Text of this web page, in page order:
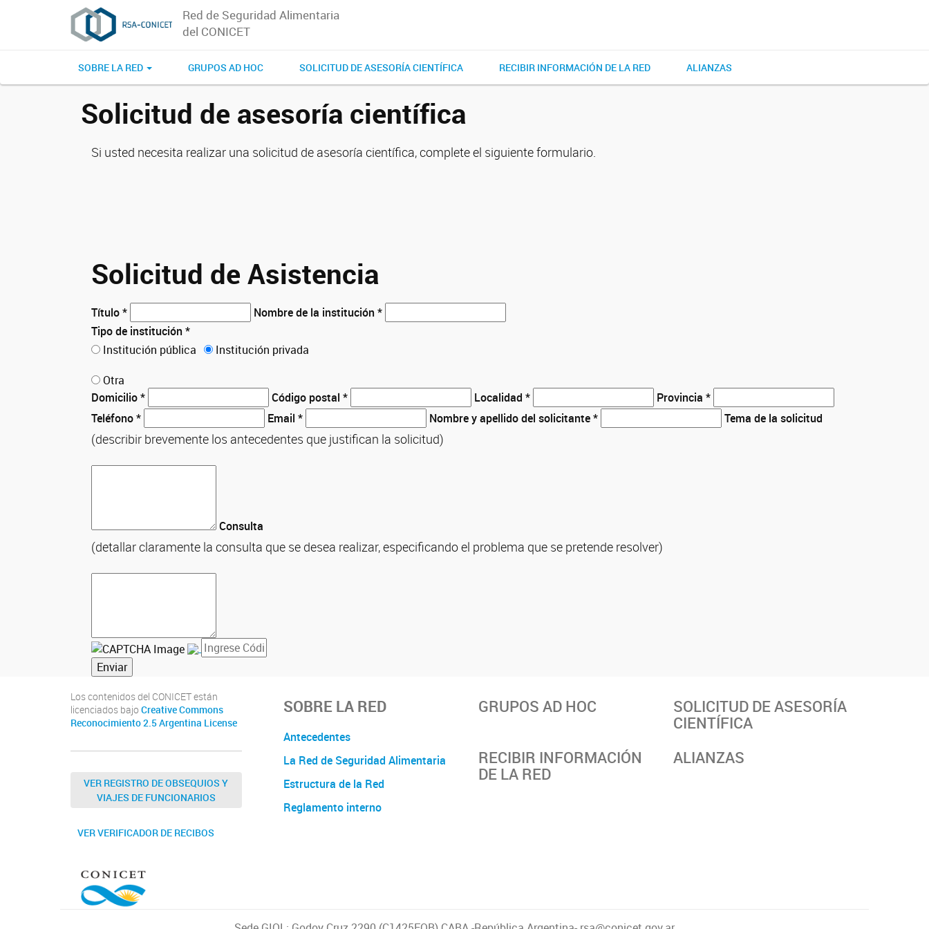
Red de Seguridad Alimentaria
del CONICET
SOBRE LA RED GRUPOS AD HOC SOLICITUD DE ASESORÍA CIENTÍFICA RECIBIR INFORMACIÓN DE LA RED ALIANZAS
Solicitud de asesoría científica
Si usted necesita realizar una solicitud de asesoría científica, complete el siguiente formulario.
Solicitud de Asistencia
Título *
Nombre de la institución *
Tipo de institución *
Institución pública
Institución privada
Otra
Domicilio *
Código postal * Localidad *
Provincia *
Teléfono *
Email * Nombre y apellido del solicitante * Tema de la solicitud
(describir brevemente los antecedentes que justifican la solicitud)
Consulta
(detallar claramente la consulta que se desea realizar, especificando el problema que se pretende resolver)
Los contenidos del CONICET están
licenciados bajo Creative Commons
Reconocimiento 2.5 Argentina License
VER REGISTRO DE OBSEQUIOS Y
VIAJES DE FUNCIONARIOS
VER VERIFICADOR DE RECIBOS
SOBRE LA RED
Antecedentes
La Red de Seguridad Alimentaria
Estructura de la Red
Reglamento interno
GRUPOS AD HOC SOLICITUD DE ASESORÍA
CIENTÍFICA
RECIBIR INFORMACIÓN
DE LA RED
ALIANZAS